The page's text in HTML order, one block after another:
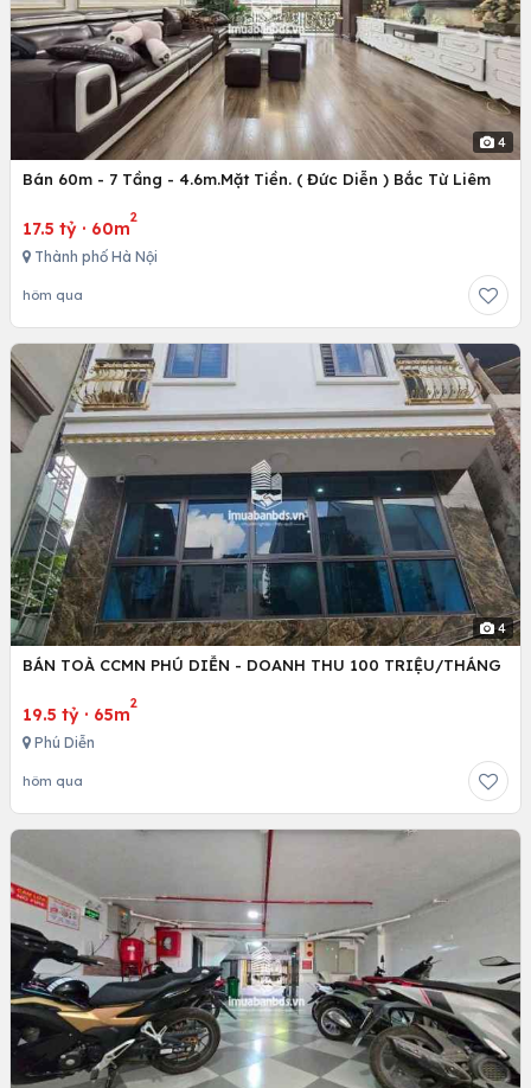
4
Bán 60m - 7 Tầng - 4.6m.Mặt Tiền. ( Đức Diễn ) Bắc Từ Liêm
17.5 tỷ · 60m
2
Thành phố Hà Nội
hôm qua
4
BÁN TOÀ CCMN PHÚ DIỄN - DOANH THU 100 TRIỆU/THÁNG
19.5 tỷ · 65m
2
Phú Diễn
hôm qua